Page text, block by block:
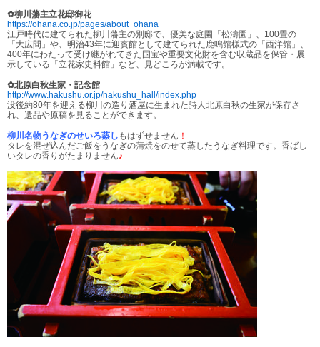
✿柳川藩主立花邸御花
https://ohana.co.jp/pages/about_ohana
江戸時代に建てられた柳川藩主の別邸で、優美な庭園「松濤園」、100畳の
「大広間」や、明治43年に迎賓館として建てられた鹿鳴館様式の「西洋館」、
400年にわたって受け継がれてきた国宝や重要文化財を含む収蔵品を保管・展
示している「立花家史料館」など、見どころが満載です。
✿北原白秋生家・記念館
http://www.hakushu.or.jp/hakushu_hall/index.php
没後約80年を迎える柳川の造り酒屋に生まれた詩人北原白秋の生家が保存さ
れ、遺品や原稿を見ることができます。
柳川名物うなぎのせいろ蒸し もはずせません ！
タレを混ぜ込んだご飯をうなぎの蒲焼をのせて蒸したうなぎ料理です。香ばし
いタレの香りがたまりません♪